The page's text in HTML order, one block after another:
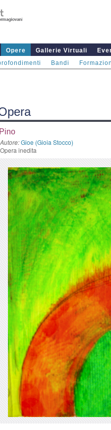
Opere Gallerie Virtuali
Bandi
Pino
Autore:Gioe (Gioia Stocco)
Opera inedita